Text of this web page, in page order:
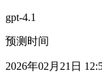
gpt-4.1
预测时间
2026年02月21日